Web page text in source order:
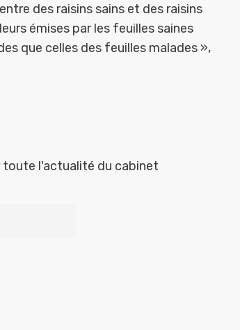
des raisins sains et des raisins
émises par les feuilles saines
que celles des feuilles malades »,
l'actualité du cabinet